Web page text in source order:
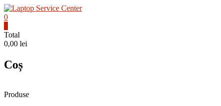
Skip
to
Service
Center
Bistrita,
Reparatii
0
Total
0,00 lei
Coș
Produse